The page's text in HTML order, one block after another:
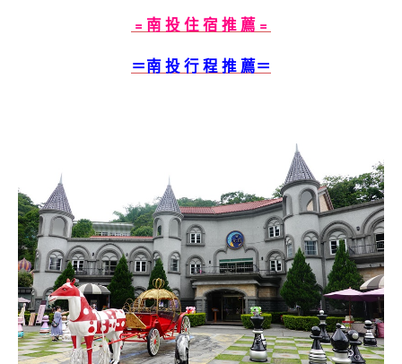
﹦南 投 住 宿 推 薦﹦
＝南 投 行 程 推 薦＝